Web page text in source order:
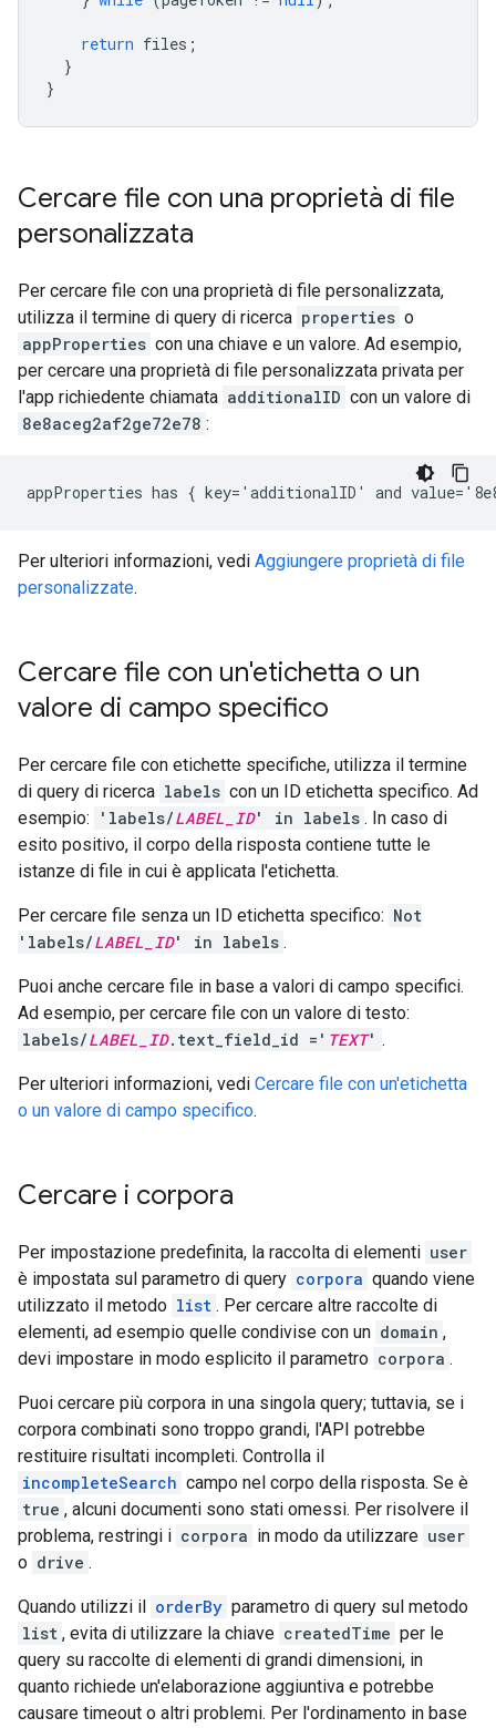
return files ;
}
}
Cercare file con una proprietà di file
personalizzata
Per cercare file con una proprietà di file personalizzata,
utilizza il termine di query di ricerca properties o
appProperties con una chiave e un valore. Ad esempio,
per cercare una proprietà di file personalizzata privata per
l'app richiedente chiamata additionalID con un valore di
8e8aceg2af2ge72e78 :
Per ulteriori informazioni, vedi Aggiungere proprietà di file
personalizzate.
Cercare file con un'etichetta o un
valore di campo specifico
Per cercare file con etichette specifiche, utilizza il termine
di query di ricerca labels con un ID etichetta specifico. Ad
esempio:
'labels/LABEL_ID' in labels . In caso di
esito positivo, il corpo della risposta contiene tutte le
istanze di file in cui è applicata l'etichetta.
Per cercare file senza un ID etichetta specifico: Not
'labels/LABEL_ID' in labels .
Puoi anche cercare file in base a valori di campo specifici.
Ad esempio, per cercare file con un valore di testo:
labels/LABEL_ID.text_field_id =' TEXT' .
Per ulteriori informazioni, vedi Cercare file con un'etichetta
o un valore di campo specifico.
Cercare i corpora
Per impostazione predefinita, la raccolta di elementi user
è impostata sul parametro di query corpora quando viene
utilizzato il metodo list . Per cercare altre raccolte di
elementi, ad esempio quelle condivise con un domain ,
devi impostare in modo esplicito il parametro corpora .
Puoi cercare più corpora in una singola query; tuttavia, se i
corpora combinati sono troppo grandi, l'API potrebbe
restituire risultati incompleti. Controlla il
incompleteSearch campo nel corpo della risposta. Se è
true , alcuni documenti sono stati omessi. Per risolvere il
problema, restringi i corpora in modo da utilizzare user
o drive .
Quando utilizzi il orderBy parametro di query sul metodo
list , evita di utilizzare la chiave createdTime per le
query su raccolte di elementi di grandi dimensioni, in
quanto richiede un'elaborazione aggiuntiva e potrebbe
causare timeout o altri problemi. Per l'ordinamento in base